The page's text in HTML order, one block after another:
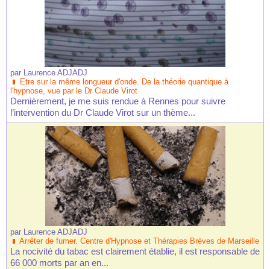
par Laurence ADJADJ
Etre sur la même longueur d'onde. De la théorie quantique à
l'hypnose, vue par le Dr Claude Virot
Dernièrement, je me suis rendue à Rennes pour suivre
l’intervention du Dr Claude Virot sur un thème...
par Laurence ADJADJ
Arrêter de fumer. Centre d'Hypnose et Thérapies Brèves de Marseille
La nocivité du tabac est clairement établie, il est responsable de
66 000 morts par an en...